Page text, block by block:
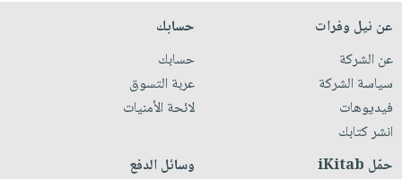
عن نيل وفرات
عن الشركة
سياسة الشركة
فيديوهات
انشر كتابك
حسابك
حسابك
عربة التسوق
لائحة الأمنيات
حمّل iKitab وسائل الدفع